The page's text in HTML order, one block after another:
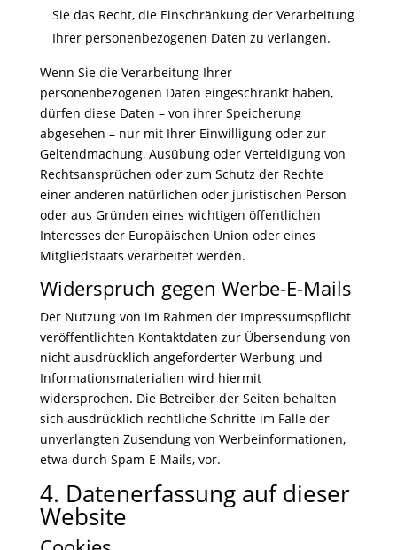
Sie das Recht, die Einschränkung der Verarbeitung
Ihrer personenbezogenen Daten zu verlangen.
Wenn Sie die Verarbeitung Ihrer
personenbezogenen Daten eingeschränkt haben,
dürfen diese Daten – von ihrer Speicherung
abgesehen – nur mit Ihrer Einwilligung oder zur
Geltendmachung, Ausübung oder Verteidigung von
Rechtsansprüchen oder zum Schutz der Rechte
einer anderen natürlichen oder juristischen Person
oder aus Gründen eines wichtigen öffentlichen
Interesses der Europäischen Union oder eines
Mitgliedstaats verarbeitet werden.
Widerspruch gegen Werbe-E-Mails
Der Nutzung von im Rahmen der Impressumspflicht
veröffentlichten Kontaktdaten zur Übersendung von
nicht ausdrücklich angeforderter Werbung und
Informationsmaterialien wird hiermit
widersprochen. Die Betreiber der Seiten behalten
sich ausdrücklich rechtliche Schritte im Falle der
unverlangten Zusendung von Werbeinformationen,
etwa durch Spam-E-Mails, vor.
4. Datenerfassung auf dieser
Website